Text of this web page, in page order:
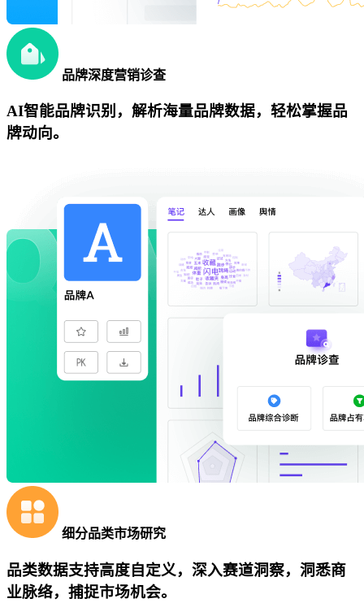
品牌深度营销诊查
AI智能品牌识别，解析海量品牌数据，轻松掌握品
牌动向。
细分品类市场研究
品类数据支持高度自定义，深入赛道洞察，洞悉商
业脉络，捕捉市场机会。